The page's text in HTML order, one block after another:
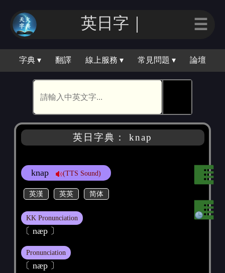
英日字｜ ☰
字典 ▾ 翻譯 線上服務 ▾ 常見問題 ▾ 論壇
英日字典： knap
knap (TTS Sound)
英漢 英英 简体
KK Pronunciation
〔 næp 〕
Pronunciation
〔 næp 〕